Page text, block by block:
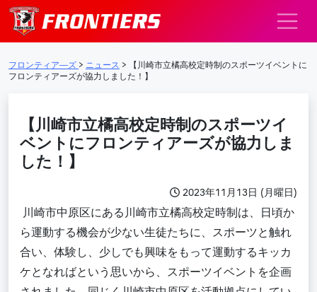
メインナビゲーション
フロンティア―ズ > ニュース >
【川崎市立橘高校定時制のスポーツイベントに
フロンティアーズが協力しました！】
【川崎市立橘高校定時制のスポーツイ
ベントにフロンティアーズが協力しま
した！】
2023年11月13日 (月曜日)
川崎市中原区にある川崎市立橘高校定時制は、日頃か
ら運動する機会が少ない生徒たちに、スポーツと触れ
合い、体験し、少しでも興味をもって運動するキッカ
ケとなればという思いから、スポーツイベントを企画